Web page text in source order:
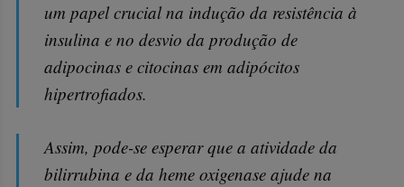
um papel crucial na indução da resistência à
insulina e no desvio da produção de
adipocinas e citocinas em adipócitos
hipertrofiados.
Assim, pode-se esperar que a atividade da
bilirrubina e da heme oxigenase ajude na